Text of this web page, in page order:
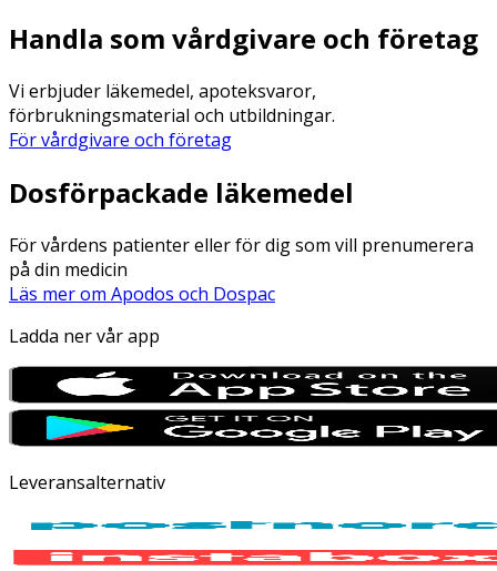
Handla som vårdgivare och företag
Vi erbjuder läkemedel, apoteksvaror,
förbrukningsmaterial och utbildningar.
För vårdgivare och företag
Dosförpackade läkemedel
För vårdens patienter eller för dig som vill prenumerera
på din medicin
Läs mer om Apodos och Dospac
Ladda ner vår app
Leveransalternativ